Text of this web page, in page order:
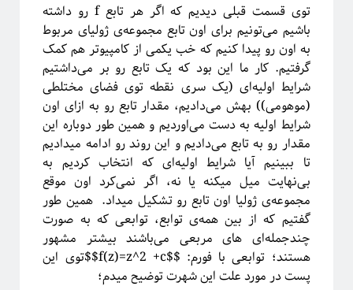
آخرین دیدگاه‌ها
فریبادرانتگرال لبگ
فاطمه در
چهارسال فیزیک!
م. ع.در
چهارسال فیزیک!
عباس ریزیدرچهارسال فیزیک!
در چهارسال فیزیک!
پر بازدیدترین نوشته‌ها
«روایتگری در علم»
چهارسال فیزیک!
پرسش‌های یک دانشجوی فیزیک!
لیسانس فیزیک با بیژامه!
توی قسمت قبلی دیدیم که اگر هر تابع f رو داشته
باشیم می‌تونیم برای اون تابع مجموعه‌ی ژولیای مربوط
به اون رو پیدا کنیم که خب یکمی از کامپیوتر هم کمک
گرفتیم. کار ما این بود که یک تابع رو بر می‌داشتیم
شرایط اولیه‌ای (یک سری نقطه توی فضای مختلطی
(موهومی)) بهش می‌دادیم، مقدار تابع رو به ازای اون
شرایط اولیه به دست می‌اوردیم و همین طور دوباره این
مقدار رو به تابع می‌دادیم و این روند رو ادامه میدادیم
تا ببینیم آیا شرایط اولیه‌ای که انتخاب کردیم به
بی‌نهایت میل میکنه یا نه، اگر نمی‌کرد اون موقع
مجموعه‌ی ژولیا اون تابع رو تشکیل میداد. همین طور
گفتیم که از بین همه‌ی توابع، توابعی که به صورت
چندجمله‌ای های مربعی می‌باشند بیشتر مشهور
هستند؛ توابعی با فورم: $$f(z)=z^2 +c$$توی این
پست در مورد علت این شهرت توضیح میدم؛